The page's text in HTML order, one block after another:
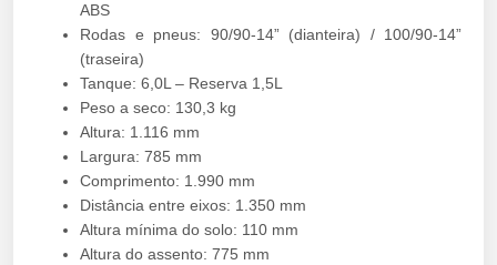
ABS
Rodas e pneus: 90/90-14” (dianteira) / 100/90-14”
(traseira)
Tanque: 6,0L – Reserva 1,5L
Peso a seco: 130,3 kg
Altura: 1.116 mm
Largura: 785 mm
Comprimento: 1.990 mm
Distância entre eixos: 1.350 mm
Altura mínima do solo: 110 mm
Altura do assento: 775 mm